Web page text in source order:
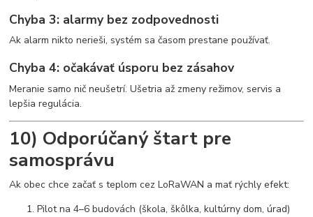
Chyba 3: alarmy bez zodpovednosti
Ak alarm nikto nerieši, systém sa časom prestane používať.
Chyba 4: očakávať úsporu bez zásahov
Meranie samo nič neušetrí. Ušetria až zmeny režimov, servis a
lepšia regulácia.
10) Odporúčaný štart pre
samosprávu
Ak obec chce začať s teplom cez LoRaWAN a mať rýchly efekt:
Pilot na 4–6 budovách (škola, škôlka, kultúrny dom, úrad)